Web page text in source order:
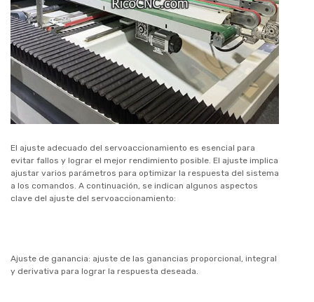
El ajuste adecuado del servoaccionamiento es esencial para
evitar fallos y lograr el mejor rendimiento posible. El ajuste implica
ajustar varios parámetros para optimizar la respuesta del sistema
a los comandos. A continuación, se indican algunos aspectos
clave del ajuste del servoaccionamiento:
Ajuste de ganancia: ajuste de las ganancias proporcional, integral
y derivativa para lograr la respuesta deseada.